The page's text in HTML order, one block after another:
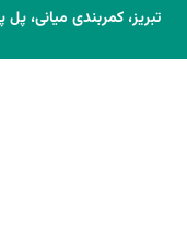
تبریز، کمربندی میانی،